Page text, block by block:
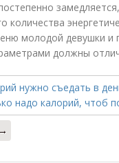
количества
молодой девушки и
должны